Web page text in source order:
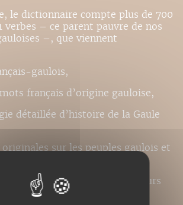
le dictionnaire compte plus de 700
verbes – ce parent pauvre de nos
–, que viennent
gaulois,
français d’origine gauloise,
détaillée d’histoire de la Gaule
sur les peuples gaulois et
des principaux auteurs